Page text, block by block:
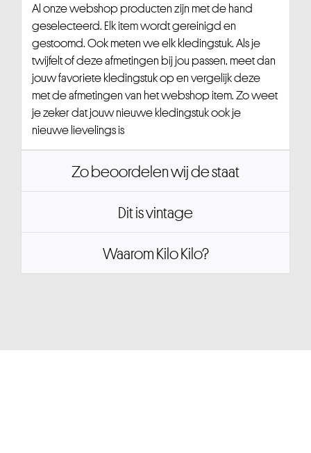
Al onze webshop producten zijn met de hand
geselecteerd. Elk item wordt gereinigd en
gestoomd. Ook meten we elk kledingstuk. Als je
twijfelt of deze afmetingen bij jou passen, meet dan
jouw favoriete kledingstuk op en vergelijk deze
met de afmetingen van het webshop item. Zo weet
je zeker dat jouw nieuwe kledingstuk ook je
nieuwe lievelings is
Zo beoordelen wij de staat
Dit is vintage
Waarom Kilo Kilo?